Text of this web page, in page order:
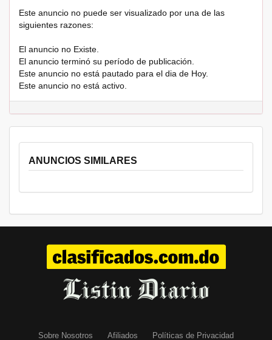
Este anuncio no puede ser visualizado por una de las
siguientes razones:
El anuncio no Existe.
El anuncio terminó su período de publicación.
Este anuncio no está pautado para el dia de Hoy.
Este anuncio no está activo.
ANUNCIOS SIMILARES
Sobre Nosotros Afiliados Políticas de Privacidad